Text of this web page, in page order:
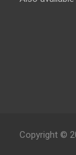
Copyright ©